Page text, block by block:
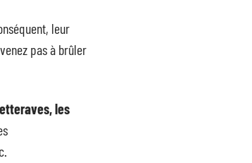
leur
pas à brûler
les